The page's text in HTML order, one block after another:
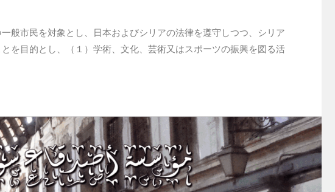
般市民を対象とし、日本およびシリアの法律を遵守しつつ、シリア
を目的とし、（１）学術、文化、芸術又はスポーツの振興を図る活